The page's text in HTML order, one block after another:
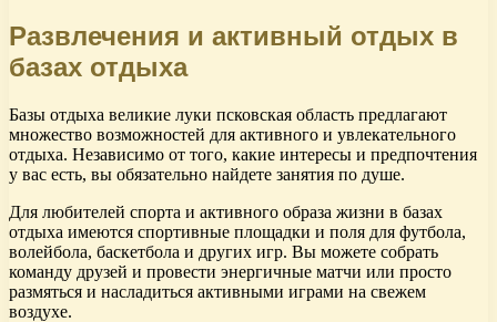
Развлечения и активный отдых в
базах отдыха
Базы отдыха великие луки псковская область предлагают
множество возможностей для активного и увлекательного
отдыха. Независимо от того, какие интересы и предпочтения
у вас есть, вы обязательно найдете занятия по душе.
Для любителей спорта и активного образа жизни в базах
отдыха имеются спортивные площадки и поля для футбола,
волейбола, баскетбола и других игр. Вы можете собрать
команду друзей и провести энергичные матчи или просто
размяться и насладиться активными играми на свежем
воздухе.